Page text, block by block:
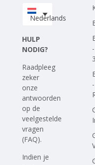
Upload je eigen
Nederlands
HULP
NODIG?
Raadpleeg
zeker
onze
antwoorden
op de
veelgestelde
vragen
(FAQ).
Indien je
-
-